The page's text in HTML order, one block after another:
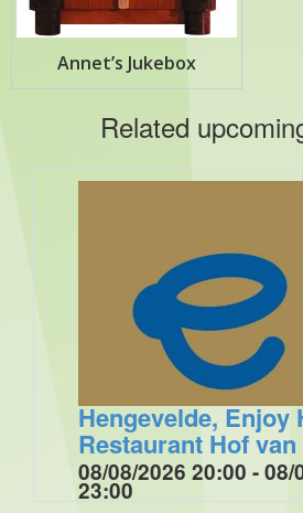
Annet’s Jukebox
Related
Hengevelde, Enjoy
Restaurant Hof van
08/08/2026 20:00 - 08/
23:00